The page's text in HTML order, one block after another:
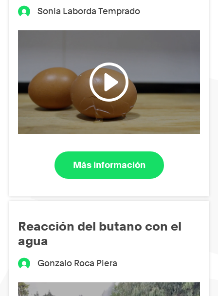
Sonia Laborda Temprado
Más información
Reacción del butano con el
agua
Gonzalo Roca Piera